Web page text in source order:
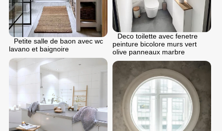
Deco toilette avec fenetre
peinture bicolore murs vert
olive panneaux marbre
Petite salle de baon avec wc
lavano et baignoire